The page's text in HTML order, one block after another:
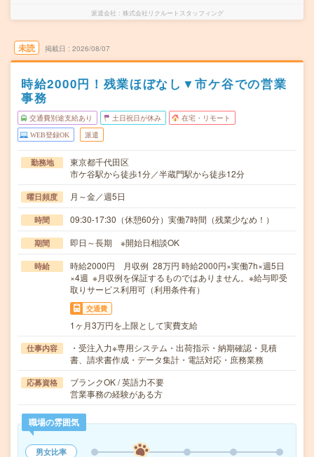
派遣会社 株式会社リクルートスタッフィング
未読 掲載日 2026/08/07
時給2000円！残業ほぼなし▼市ケ谷での営業
事務
交通費別途支給あり 土日祝日が休み 在宅・リモート
WEB登録OK 派遣
勤務地
東京都千代田区
市ケ谷駅から徒歩1分／半蔵門駅から徒歩12分
曜日頻度 月～金／週5日
時間 09:30-17:30（休憩60分）実働7時間（残業少なめ！）
期間 即日～長期 ※開始日相談OK
時給
時給2000円 月収例 28万円 時給2000円×実働7h×週5日
×4週 ※月収例を保証するものではありません。※給与即受
取りサービス利用可（利用条件有）
交通費
1ヶ月3万円を上限として実費支給
仕事内容
・受注入力※専用システム・出荷指示・納期確認・見積
書、請求書作成・データ集計・電話対応・庶務業務
応募資格
ブランクOK / 英語力不要
営業事務の経験がある方
職場の雰囲気
男女比率